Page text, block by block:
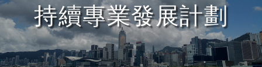
持續專業發展計劃